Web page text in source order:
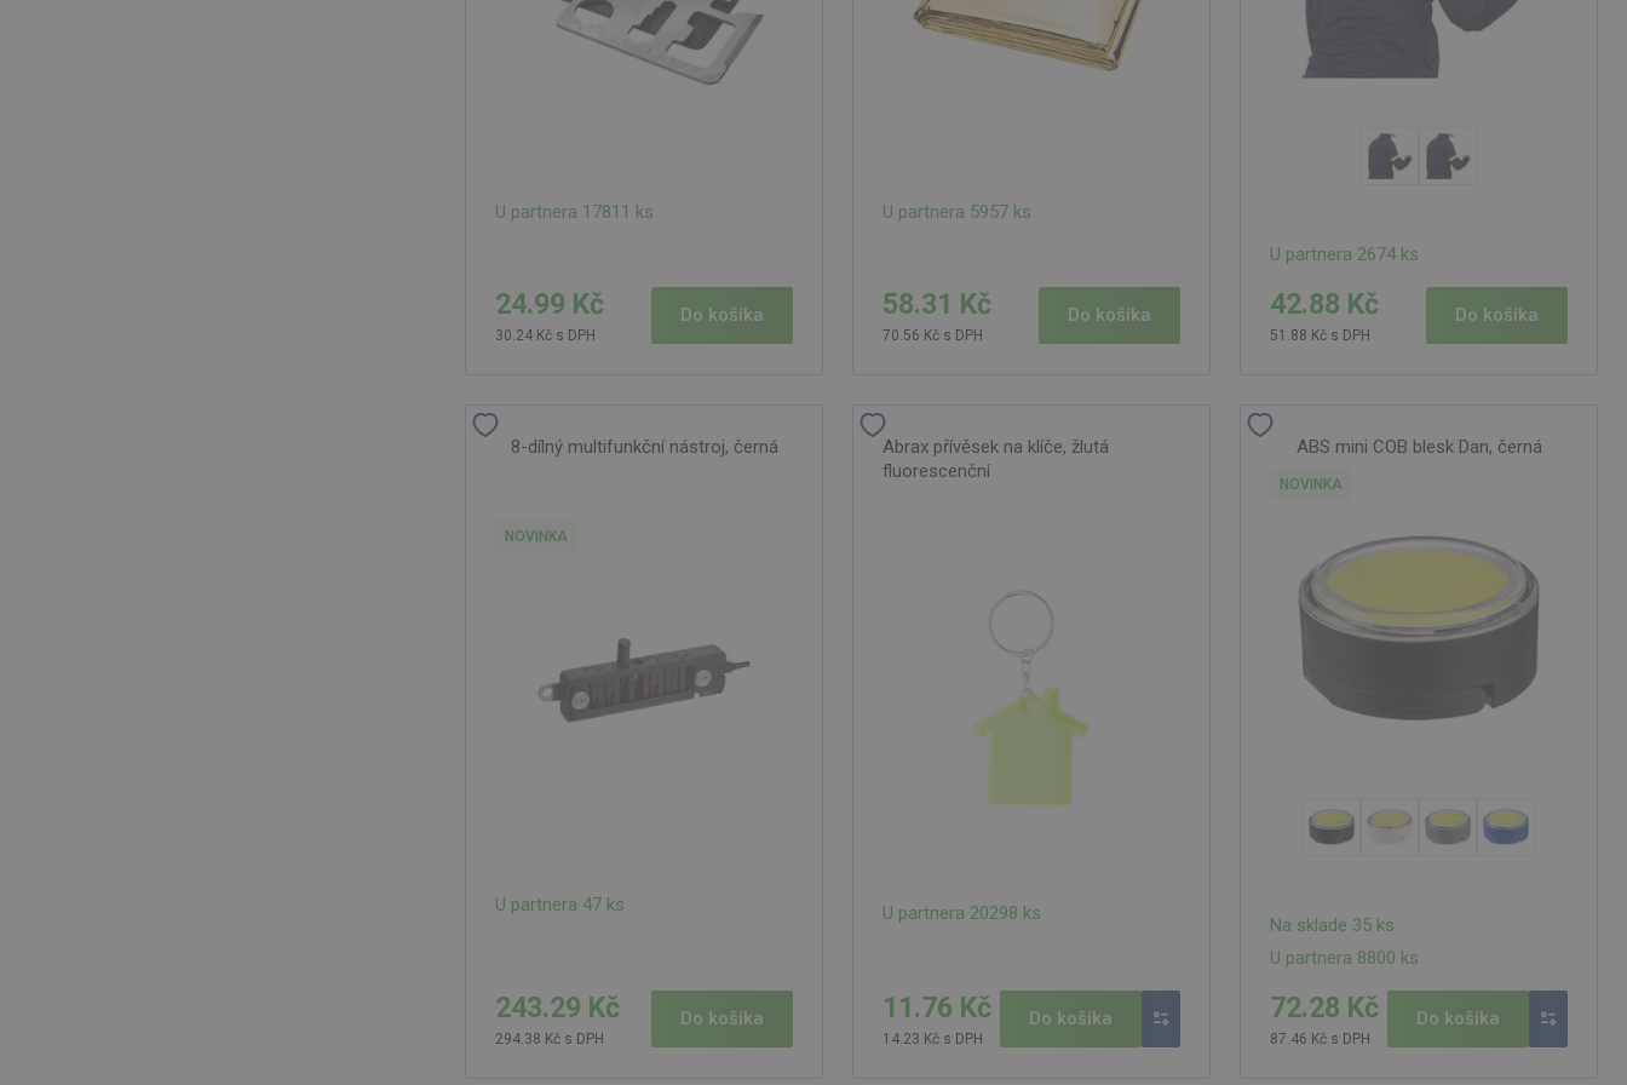
U partnera 17811 ks
24.99 Kč
30.24 Kč s DPH
Do košíka
U partnera 5957 ks
58.31 Kč
70.56 Kč s DPH
Do košíka
U partnera 2674 ks
42.88 Kč
51.88 Kč s DPH
Do košíka
8-dílný multifunkční nástroj, černá
NOVINKA
U partnera 47 ks
243.29 Kč
294.38 Kč s DPH
Do košíka
Abrax přívěsek na klíče, žlutá
fluorescenční
U partnera 20298 ks
11.76 Kč
14.23 Kč s DPH
Do košíka
ABS mini COB blesk Dan, černá
NOVINKA
Na sklade 35 ks
U partnera 8800 ks
72.28 Kč
87.46 Kč s DPH
Do košíka